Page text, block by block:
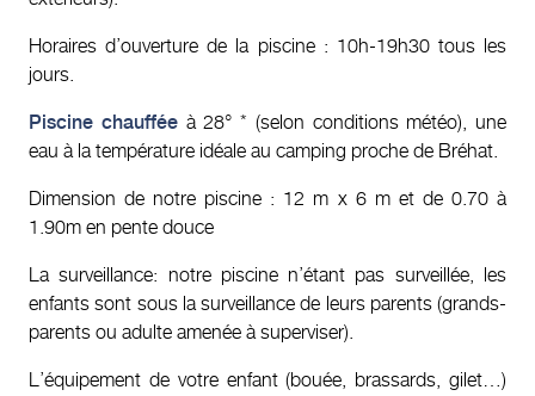
Horaires d’ouverture de la piscine : 10h-19h30 tous les
jours.
Piscine chaufféeà 28° * (selon conditions météo), une
eau à la température idéale au camping proche de Bréhat.
Dimension de notre piscine : 12 m x 6 m et de 0.70 à
1.90m en pente douce
La surveillance: notre piscine n’étant pas surveillée, les
enfants sont sous la surveillance de leurs parents (grands-
parents ou adulte amenée à superviser).
L’équipement de votre enfant (bouée, brassards, gilet…)